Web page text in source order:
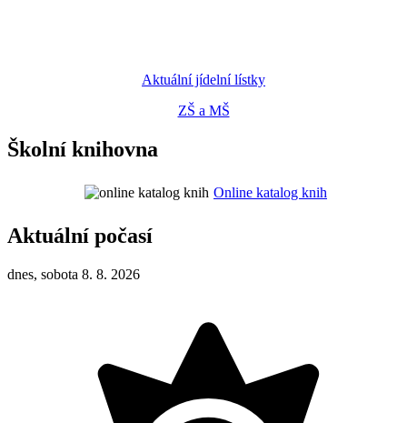
Aktuální jídelní lístky
ZŠ a MŠ
Školní knihovna
Online katalog knih
Aktuální počasí
dnes, sobota 8. 8. 2026